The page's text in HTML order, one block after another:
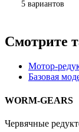
5 вариантов
Смотрите
Мотор-
Базовая
WORM-GEARS
Червячные